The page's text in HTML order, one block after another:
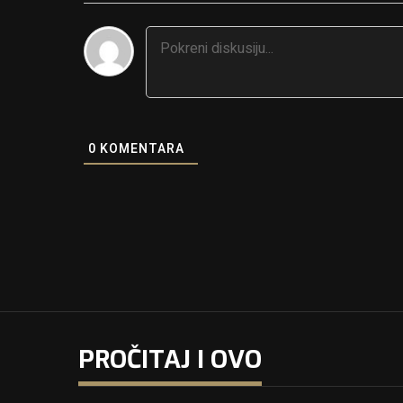
0 KOMENTARA
PROČITAJ I OVO